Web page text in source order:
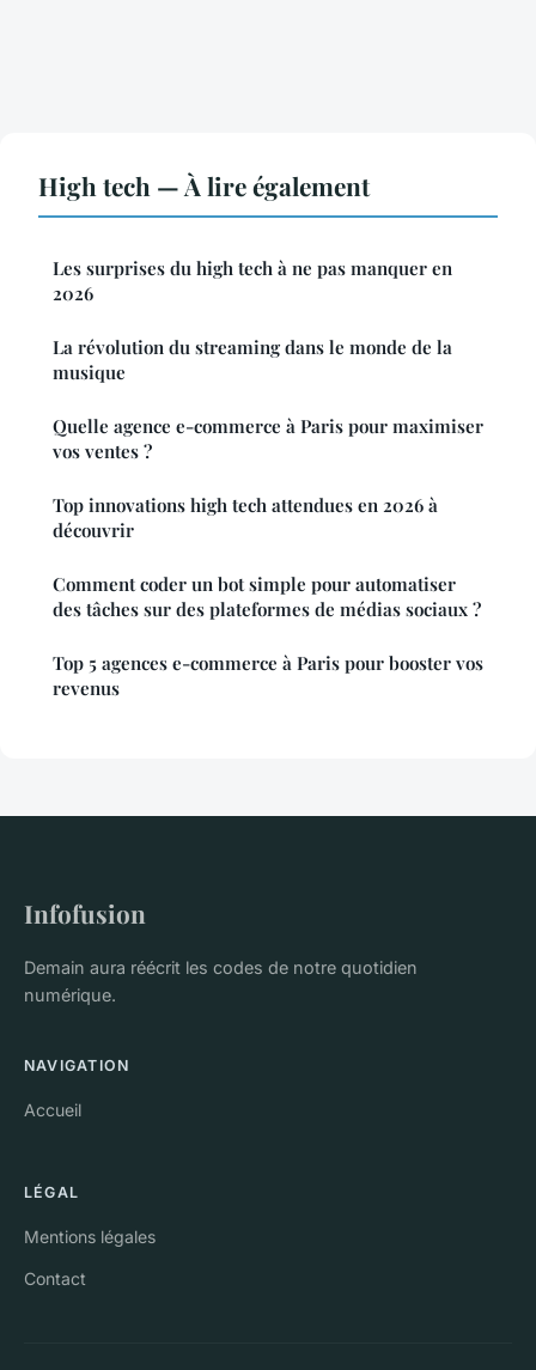
High tech — À lire également
Les surprises du high tech à ne pas manquer en
2026
La révolution du streaming dans le monde de la
musique
Quelle agence e-commerce à Paris pour maximiser
vos ventes ?
Top innovations high tech attendues en 2026 à
découvrir
Comment coder un bot simple pour automatiser
des tâches sur des plateformes de médias sociaux ?
Top 5 agences e-commerce à Paris pour booster vos
revenus
Infofusion
Demain aura réécrit les codes de notre quotidien
numérique.
NAVIGATION
Accueil
LÉGAL
Mentions légales
Contact